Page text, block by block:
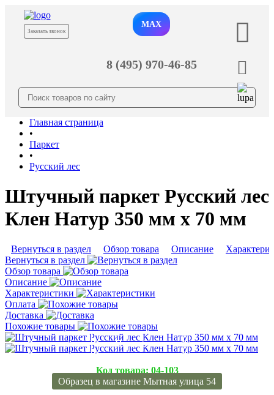
Заказать звонок
MAX
8 (495) 970-46-85
Главная страница
•
Паркет
•
Русский лес
Штучный паркет Русский лес
Клен Натур 350 мм х 70 мм
Вернуться в раздел Обзор товара Описание
Вернуться в раздел
Обзор товара
Описание
Характеристики
Оплата
Доставка
Похожие товары
Подробнее
Подробнее
Код товара: 04-103
Образец в магазине Мытная улица 54